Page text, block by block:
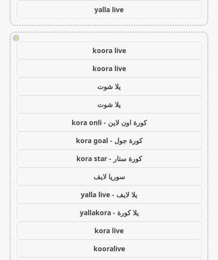
yalla live
!
koora live
koora live
يلا شوت
يلا شوت
كورة اون لاين - kora onli
كورة جول - kora goal
كورة ستار - kora star
سوريا لايف
يلا لايف - yalla live
يلا كورة - yallakora
kora live
kooralive